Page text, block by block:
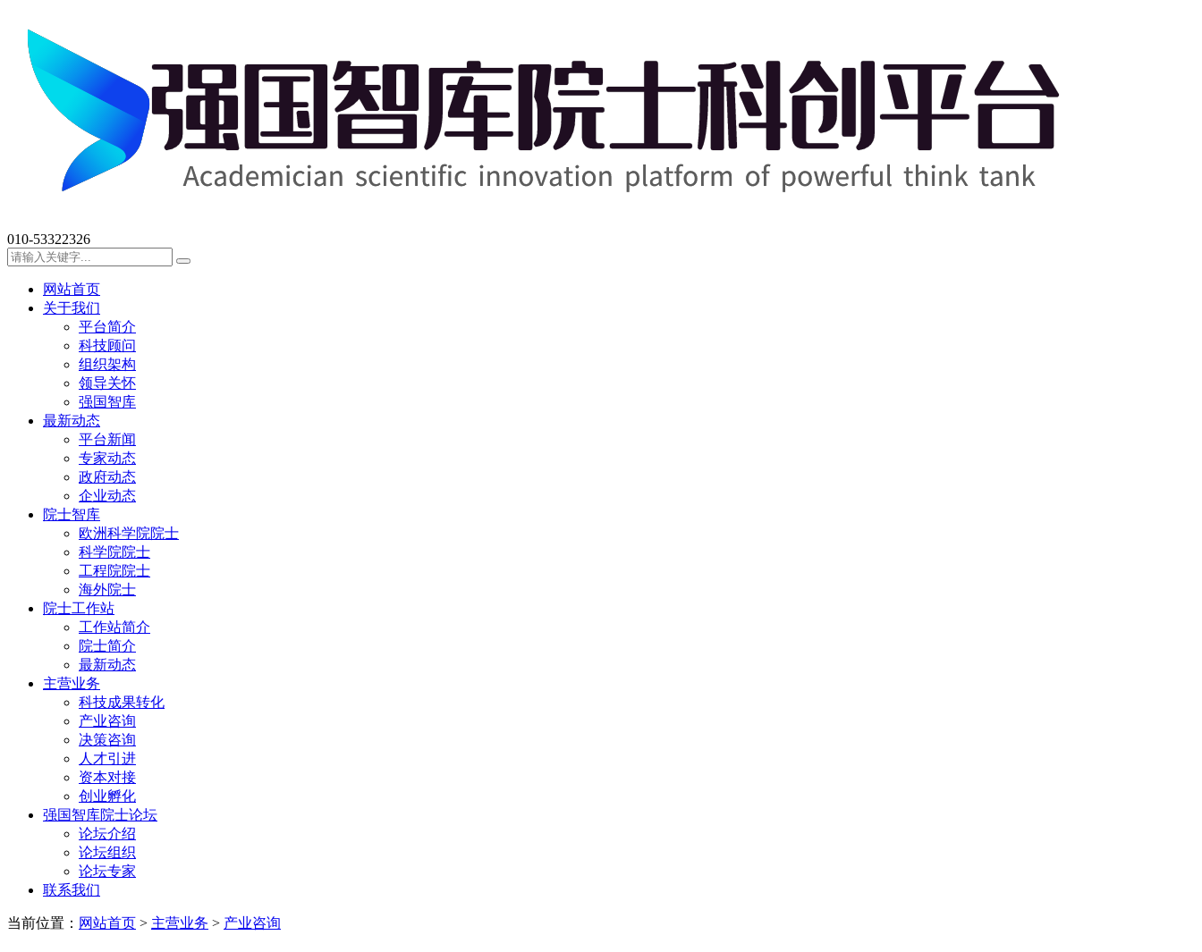
010-53322326
网站首页
关于我们
平台简介
科技顾问
组织架构
领导关怀
强国智库
最新动态
平台新闻
专家动态
政府动态
企业动态
院士智库
欧洲科学院院士
科学院院士
工程院院士
海外院士
院士工作站
工作站简介
院士简介
最新动态
主营业务
科技成果转化
产业咨询
决策咨询
人才引进
资本对接
创业孵化
强国智库院士论坛
论坛介绍
论坛组织
论坛专家
联系我们
当前位置： 网站首页 > 主营业务 > 产业咨询